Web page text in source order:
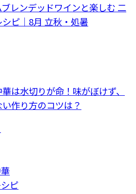
レンデッドワインと楽しむ 二
ピ｜8月 立秋・処暑
は水切りが命！味がぼけず、
作り方のコツは？
ピ